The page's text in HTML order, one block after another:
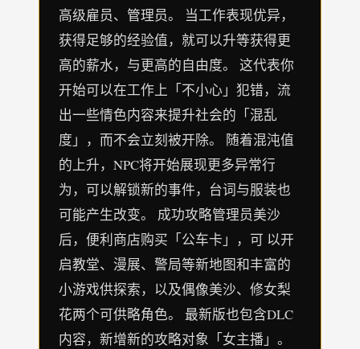
高级雇员、管理员。 当工作表现优异，
获得足够的经验值，就可以升等获得更
高的薪水，与更高的自由度。 这代表你
开始可以在工作上「不小心」犯错，流
出一些情色内容来提升社会的「混乱
度」，而不会立刻被开除。 随着混沌值
的上升，NPC将开始展现更多异常行
为，可以解锁新的事件，台词与服装也
可能产生改变。 成功攻略管理员美沙
后，便利商店购买「公车卡」，可 以开
启教堂、漫展、警局等新地图和丰富的
小游戏供探索，以及偶像美沙、修女梨
花两个可供略角色。 最新版也包含DLC
内容，新增新的攻略对象「女主播」。